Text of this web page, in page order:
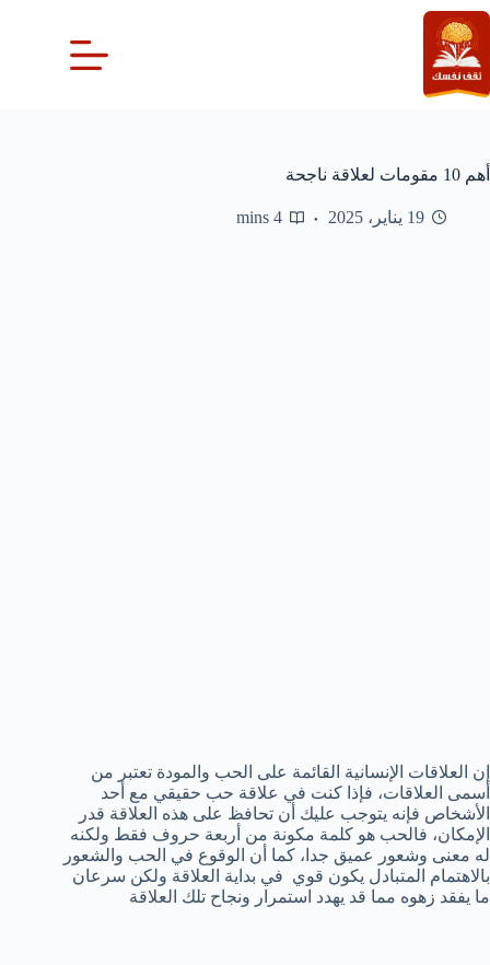
التجاوز
إلى
المحتوى
أهم 10 مقومات لعلاقة ناجحة
19 يناير، 2025 4 mins
إن العلاقات الإنسانية القائمة على الحب والمودة تعتبر من
أسمى العلاقات، فإذا كنت في علاقة حب حقيقي مع أحد
الأشخاص فإنه يتوجب عليك أن تحافظ على هذه العلاقة قدر
الإمكان، فالحب هو كلمة مكونة من أربعة حروف فقط ولكنه
له معنى وشعور عميق جدا، كما أن الوقوع في الحب والشعور
بالاهتمام المتبادل يكون قوي في بداية العلاقة ولكن سرعان
ما يفقد زهوه مما قد يهدد استمرار ونجاح تلك العلاقة